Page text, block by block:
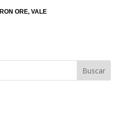
IRON ORE VALE